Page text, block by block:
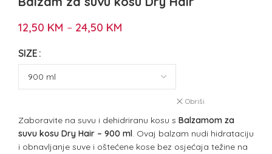
12,50 KM – 24,50 KM
SIZE
Obriši
Zaboravite na suvu i dehidriranu kosu s Balzamom za
suvu kosu Dry Hair – 900 ml. Ovaj balzam nudi hidrataciju
i obnavljanje suve i oštećene kose bez osjećaja težine na